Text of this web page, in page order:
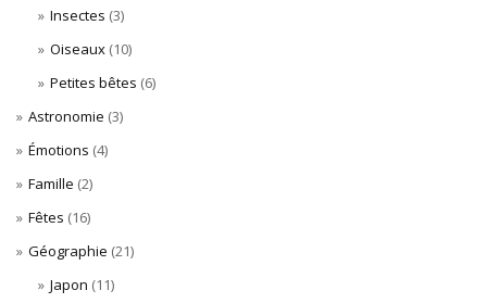
Insectes (3)
Oiseaux(10)
Petites bêtes (6)
Astronomie (3)
Émotions (4)
Famille (2)
Fêtes (16)
Géographie (21)
Japon (11)